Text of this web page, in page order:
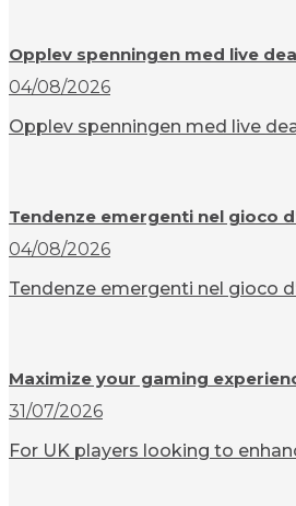
Opplev spenningen med live
04/08/2026
Opplev spenningen med live
Tendenze emergenti nel gioco
04/08/2026
Tendenze emergenti nel gioco
Maximize your gaming
31/07/2026
For UK players looking to